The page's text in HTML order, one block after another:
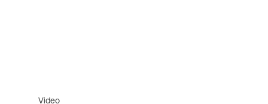
Video